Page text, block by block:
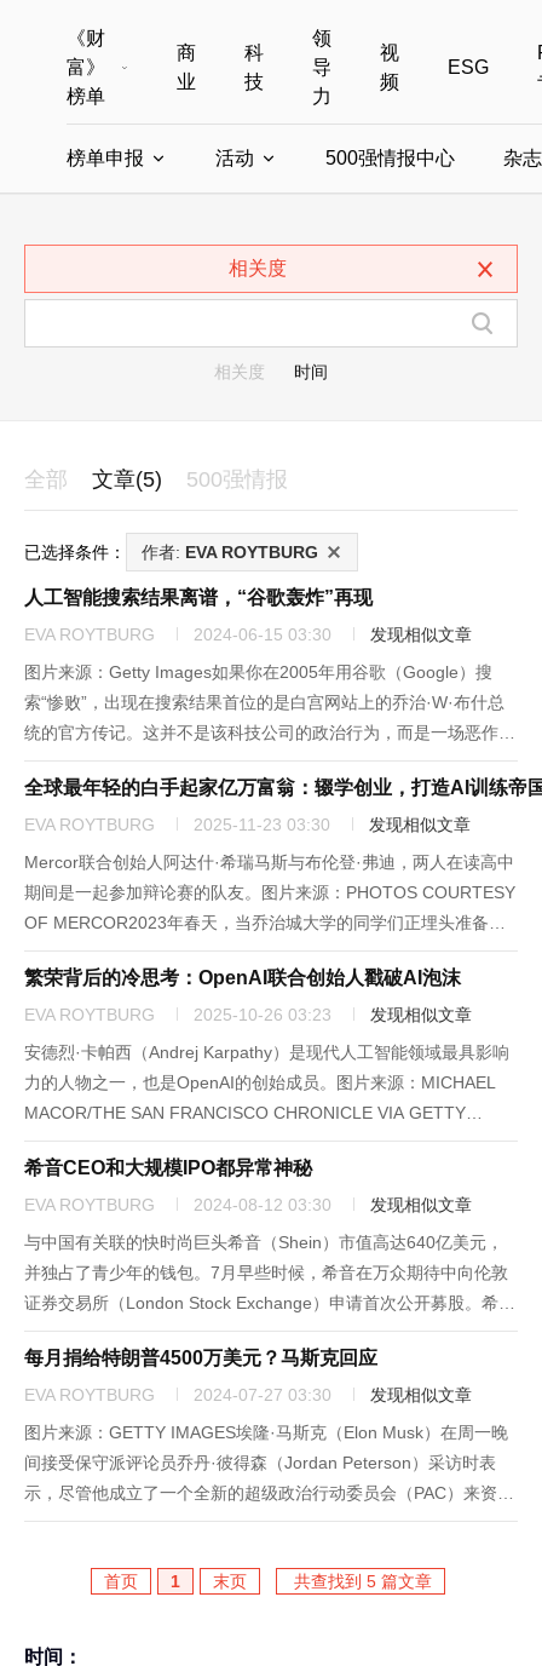
《财
富》
榜单
全部榜单
中国最具影响力商界女性
商
业
科
技
领
导
力
视
频
ESG
榜单申报 活动 500强情报中心 杂
相关度
相关度 时间
全部 文章(5) 500强情报
已选择条件： 作者: EVA ROYTBURG
人工智能搜索结果离谱，“谷歌轰炸”再现
EVA ROYTBURG 2024-06-15 03:30
发现相似文章
图片来源：Getty Images如果你在2005年用谷歌（Google）搜
索“惨败”，出现在搜索结果首位的是白宫网站上的乔治·W·布什总
统的官方传记。这并不是该科技公司的政治行为，而是一场恶作
剧。互联网上早期的恶作剧者可能还记得2000年代“谷歌轰炸”的趣
事，其中最著名的就是对布什的侮辱。谷歌轰炸...
全球最年轻的白手起家亿万富翁：辍学创业，打造AI训练帝
EVA ROYTBURG 2025-11-23 03:30
发现相似文章
Mercor联合创始人阿达什·希瑞马斯与布伦登·弗迪，两人在读高中
期间是一起参加辩论赛的队友。图片来源：PHOTOS COURTESY
OF MERCOR2023年春天，当乔治城大学的同学们正埋头准备期
末考试时，布伦登·弗迪却在忙着实践他关于工作的新理论。“大二
那年，我早在期末考试前就下定决心要退学...
繁荣背后的冷思考：OpenAI联合创始人戳破AI泡沫
EVA ROYTBURG 2025-10-26 03:23
发现相似文章
安德烈·卡帕西（Andrej Karpathy）是现代人工智能领域最具影响
力的人物之一，也是OpenAI的创始成员。图片来源：MICHAEL
MACOR/THE SAN FRANCISCO CHRONICLE VIA GETTY
IMAGES现代人工智能领域最具影响力的人物之一、OpenAI创始
成员...
希音CEO和大规模IPO都异常神秘
EVA ROYTBURG 2024-08-12 03:30
发现相似文章
与中国有关联的快时尚巨头希音（Shein）市值高达640亿美元，
并独占了青少年的钱包。7月早些时候，希音在万众期待中向伦敦
证券交易所（London Stock Exchange）申请首次公开募股。希音
采取了其典型的做法，以保密的方式提交申请，从而避开审查。在
该公司被曝出使用强制劳动的消息后，美国监管...
每月捐给特朗普4500万美元？马斯克回应
EVA ROYTBURG 2024-07-27 03:30
发现相似文章
图片来源：GETTY IMAGES埃隆·马斯克（Elon Musk）在周一晚
间接受保守派评论员乔丹·彼得森（Jordan Peterson）采访时表
示，尽管他成立了一个全新的超级政治行动委员会（PAC）来资助
这位共和党候选人，但并没有每月向前总统唐纳德·特朗普
首页
1 末页 共查找到 5 篇文章
时间：